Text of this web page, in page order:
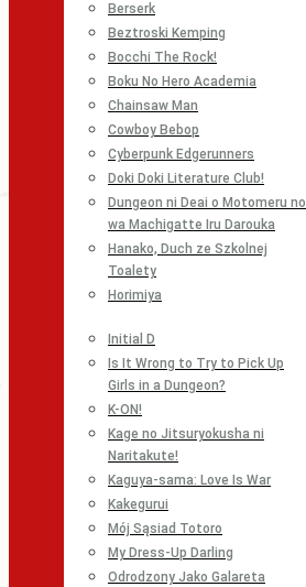
Berserk
Beztroski Kemping
Bocchi The Rock!
Boku No Hero Academia
Chainsaw Man
Cowboy Bebop
Cyberpunk Edgerunners
Doki Doki Literature Club!
Dungeon ni Deai o Motomeru no
wa Machigatte Iru Darouka
Hanako, Duch ze Szkolnej
Toalety
Horimiya
Initial D
Is It Wrong to Try to Pick Up
Girls in a Dungeon?
K-ON!
Kage no Jitsuryokusha ni
Naritakute!
Kaguya-sama: Love Is War
Kakegurui
Mój Sąsiad Totoro
My Dress-Up Darling
Odrodzony Jako Galareta